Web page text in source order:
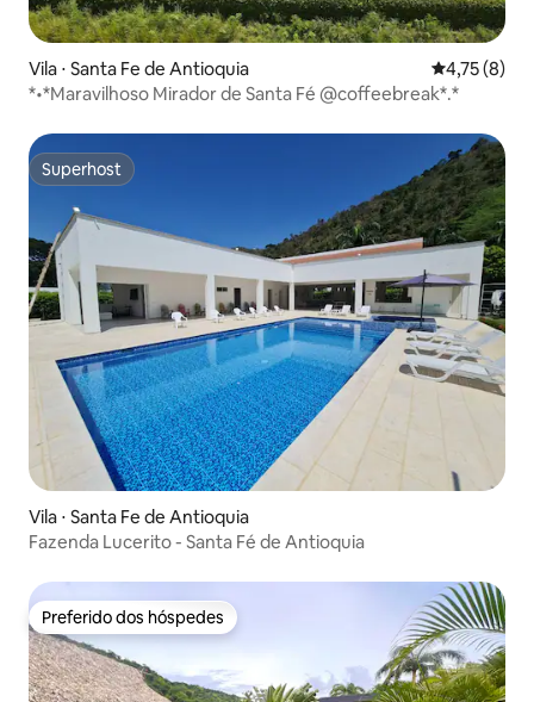
Vila ⋅ Santa Fe de Antioquia 4,75 de
4,75 (8)
*•*Maravilhoso Mirador de Santa Fé @coffeebreak*.*
Superhost
Superhost
Vila ⋅ Santa Fe de Antioquia
Fazenda Lucerito - Santa Fé de Antioquia
Preferido dos hóspedes
Preferido dos hóspedes